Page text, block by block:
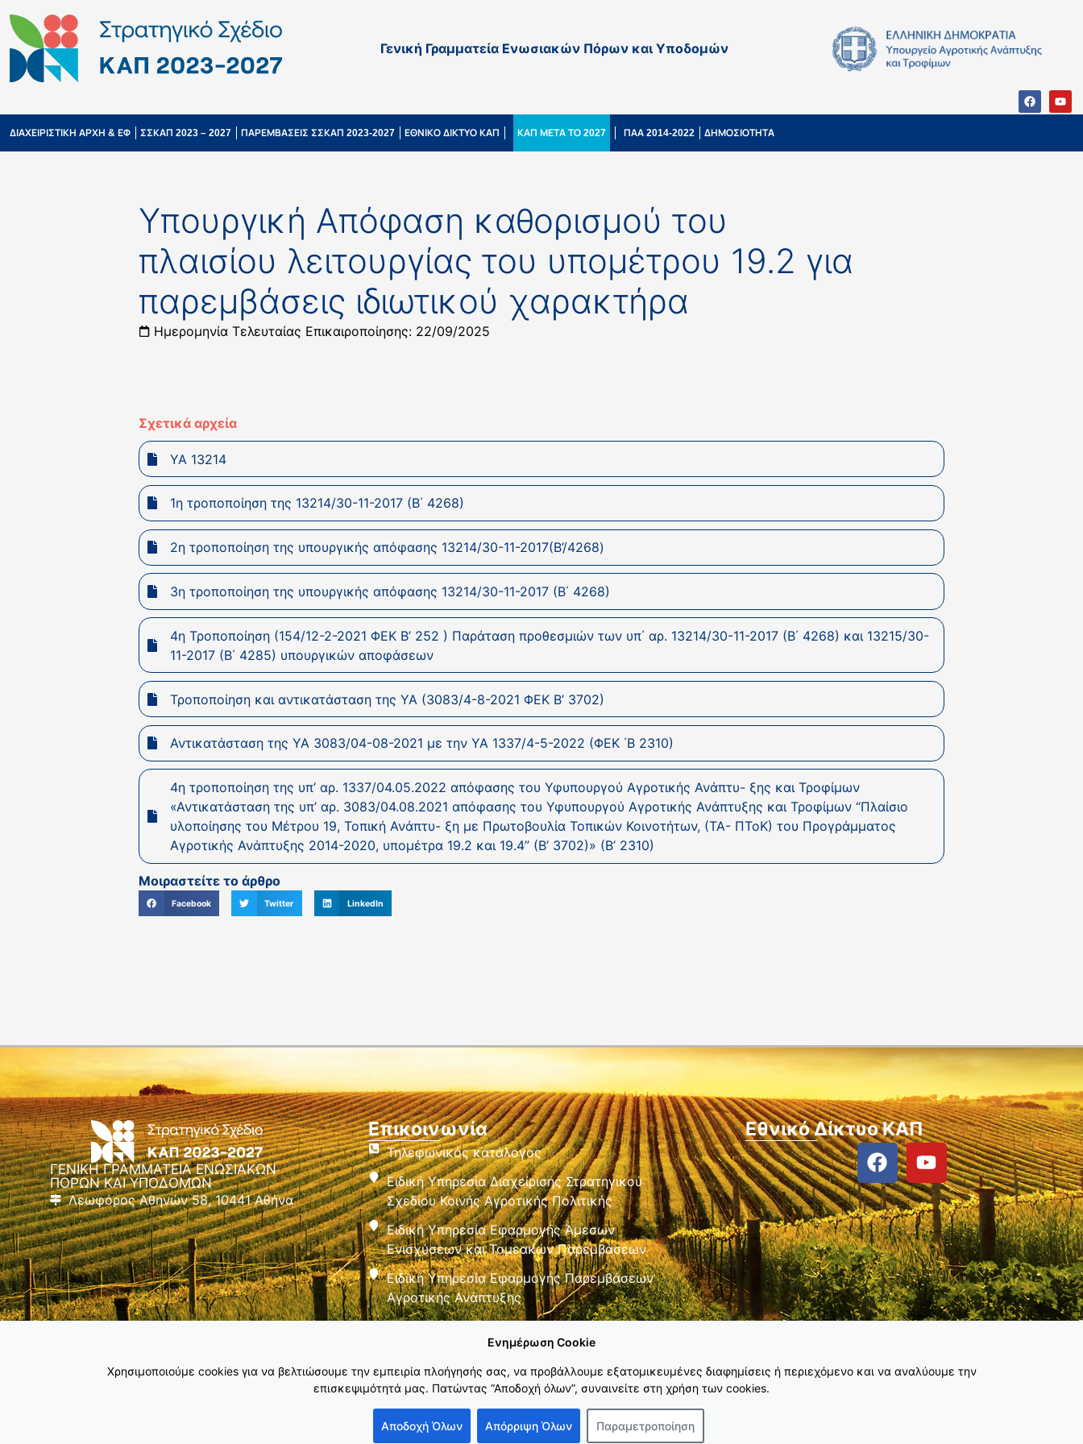
Γενική Γραμματεία Ενωσιακών Πόρων και Υποδομών
ΔΙΑΧΕΙΡΙΣΤΙΚΗ ΑΡΧΗ & ΕΦ ΣΣΚΑΠ 2023 – 2027 ΠΑΡΕΜΒΑΣΕΙΣ ΣΣΚΑΠ 2023-2027 ΕΘΝΙΚΟ ΔΙΚΤΥΟ ΚΑΠ ΚΑΠ ΜΕΤΑ ΤΟ 2027 ΠΑΑ 2014-2022 ΔΗΜΟΣΙΟΤΗΤΑ
Υπουργική Απόφαση καθορισμού του
πλαισίου λειτουργίας του υπομέτρου 19.2 για
παρεμβάσεις ιδιωτικού χαρακτήρα
Ημερομηνία Τελευταίας Επικαιροποίησης: 22/09/2025
Σχετικά αρχεία
ΥΑ 13214
1η τροποποίηση της 13214/30-11-2017 (Β΄ 4268)
2η τροποποίηση της υπουργικής απόφασης 13214/30-11-2017(B’/4268)
3η τροποποίηση της υπουργικής απόφασης 13214/30-11-2017 (B΄ 4268)
4η Τροποποίηση (154/12-2-2021 ΦΕΚ Β’ 252 ) Παράταση προθεσμιών των υπ΄ αρ. 13214/30-11-2017 (B΄ 4268) και 13215/30-
11-2017 (B΄ 4285) υπουργικών αποφάσεων
Τροποποίηση και αντικατάσταση της ΥΑ (3083/4-8-2021 ΦΕΚ Β’ 3702)
Αντικατάσταση της ΥΑ 3083/04-08-2021 με την ΥΑ 1337/4-5-2022 (ΦΕΚ ΄Β 2310)
4η τροποποίηση της υπ’ αρ. 1337/04.05.2022 απόφασης του Υφυπουργού Αγροτικής Ανάπτυ- ξης και Τροφίμων
«Αντικατάσταση της υπ’ αρ. 3083/04.08.2021 απόφασης του Υφυπουργού Αγροτικής Ανάπτυξης και Τροφίμων “Πλαίσιο
υλοποίησης του Μέτρου 19, Τοπική Ανάπτυ- ξη με Πρωτοβουλία Τοπικών Κοινοτήτων, (ΤΑ- ΠΤοΚ) του Προγράμματος
Αγροτικής Ανάπτυξης 2014-2020, υπομέτρα 19.2 και 19.4” (Β’ 3702)» (Β’ 2310)
Μοιραστείτε το άρθρο
Facebook Twitter LinkedIn
ΓΕΝΙΚΗ ΓΡΑΜΜΑΤΕΙΑ ΕΝΩΣΙΑΚΩΝ
ΠΟΡΩΝ ΚΑΙ ΥΠΟΔΟΜΩΝ
Λεωφόρος Αθηνών 58, 10441 Αθήνα
Επικοινωνία
Τηλεφωνικός κατάλογος
Ειδική Υπηρεσία Διαχείρισης Στρατηγικού
Σχεδίου Κοινής Αγροτικής Πολιτικής
Ειδική Υπηρεσία Εφαρμογής Άμεσων
Ενισχύσεων και Τομεακών Παρεμβάσεων
Ειδική Υπηρεσία Εφαρμογής Παρεμβάσεων
Αγροτικής Ανάπτυξης
Εθνικό Δίκτυο ΚΑΠ
Ενημέρωση Cookie
Χρησιμοποιούμε cookies για να βελτιώσουμε την εμπειρία πλοήγησής σας, να προβάλλουμε εξατομικευμένες διαφημίσεις ή περιεχόμενο και να αναλύουμε την
επισκεψιμότητά μας. Πατώντας “Αποδοχή όλων”, συναινείτε στη χρήση των cookies.
Αποδοχή Όλων Απόρριψη Όλων Παραμετροποίηση